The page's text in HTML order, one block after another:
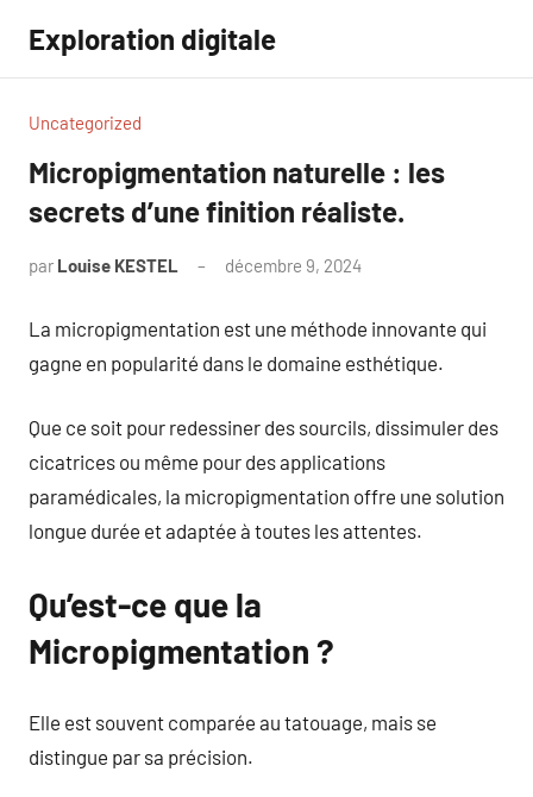
contenu
Exploration digitale
Uncategorized
Micropigmentation naturelle : les
secrets d’une finition réaliste.
par Louise KESTEL décembre 9, 2024
La micropigmentation est une méthode innovante qui
gagne en popularité dans le domaine esthétique.
Que ce soit pour redessiner des sourcils, dissimuler des
cicatrices ou même pour des applications
paramédicales, la micropigmentation offre une solution
longue durée et adaptée à toutes les attentes.
Qu’est-ce que la
Micropigmentation ?
Elle est souvent comparée au tatouage, mais se
distingue par sa précision.